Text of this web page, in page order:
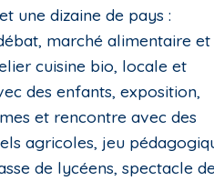
une dizaine de pays :
marché alimentaire et
cuisine bio, locale et
des enfants, exposition,
et rencontre avec des
agricoles, jeu
de lycéens, spectacle